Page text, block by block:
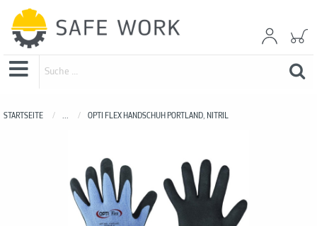
STARTSEITE ... OPTI FLEX HANDSCHUH PORTLAND, NITRIL